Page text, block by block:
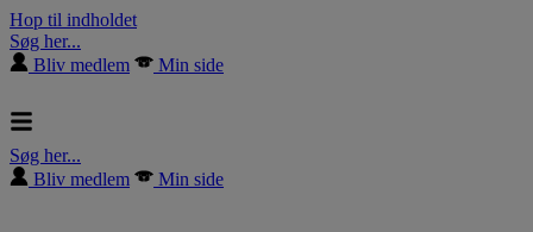
Hop til indholdet
Søg her...
Bliv medlem
Min side
Søg her...
Bliv medlem
Min side